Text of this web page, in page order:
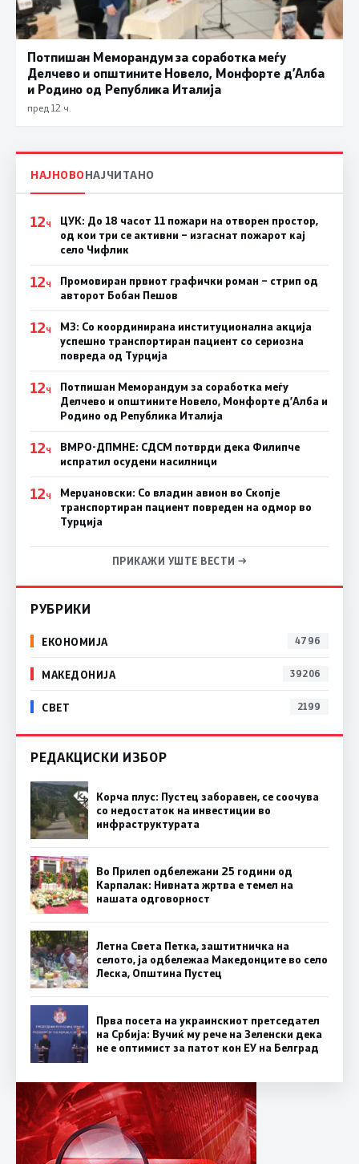
Потпишан Меморандум за соработка меѓу
Делчево и општините Новело, Монфорте д’Алба
и Родино од Република Италија
пред 12 ч.
НАЈНОВОНАЈЧИТАНО
12Ч
ЦУК: До 18 часот 11 пожари на отворен простор,
од кои три се активни – изгаснат пожарот кај
село Чифлик
12Ч
Промовиран првиот графички роман – стрип од
авторот Бобан Пешов
12Ч
МЗ: Со координирана институционална акција
успешно транспортиран пациент со сериозна
повреда од Турција
12Ч
Потпишан Меморандум за соработка меѓу
Делчево и општините Новело, Монфорте д’Алба и
Родино од Република Италија
12Ч
ВМРО-ДПМНЕ: СДСM потврди дека Филипче
испратил осудени насилници
12Ч
Мерџановски: Со владин авион во Скопје
транспортиран пациент повреден на одмор во
Турција
ПРИКАЖИ УШТЕ ВЕСТИ →
РУБРИКИ
ЕКОНОМИЈА 4796
МАКЕДОНИЈА 39206
СВЕТ 2199
РЕДАКЦИСКИ ИЗБОР
Корча плус: Пустец заборавен, се соочува
со недостаток на инвестиции во
инфраструктурата
Во Прилеп одбележани 25 години од
Карпалак: Нивната жртва е темел на
нашата одговорност
Летна Света Петка, заштитничка на
селото, ја одбележаа Македонците во село
Леска, Општина Пустец
Прва посета на украинскиот претседател
на Србија: Вучиќ му рече на Зеленски дека
не е оптимист за патот кон ЕУ на Белград